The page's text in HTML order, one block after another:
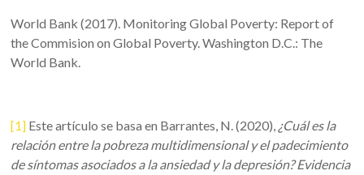
World Bank (2017). Monitoring Global Poverty: Report of
the Commision on Global Poverty. Washington D.C.: The
World Bank.
[1] Este artículo se basa en Barrantes, N. (2020), ¿Cuál es la
relación entre la pobreza multidimensional y el padecimiento
de síntomas asociados a la ansiedad y la depresión? Evidencia